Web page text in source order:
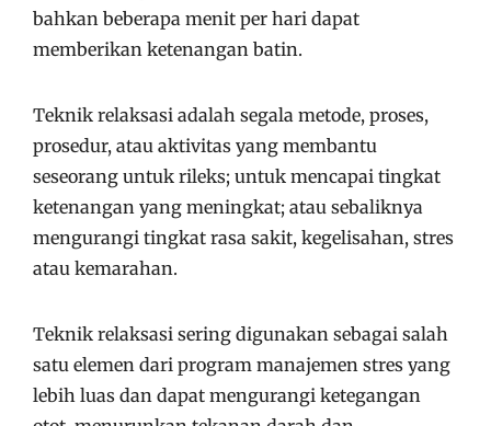
bahkan beberapa menit per hari dapat
memberikan ketenangan batin.
Teknik relaksasi adalah segala metode, proses,
prosedur, atau aktivitas yang membantu
seseorang untuk rileks; untuk mencapai tingkat
ketenangan yang meningkat; atau sebaliknya
mengurangi tingkat rasa sakit, kegelisahan, stres
atau kemarahan.
Teknik relaksasi sering digunakan sebagai salah
satu elemen dari program manajemen stres yang
lebih luas dan dapat mengurangi ketegangan